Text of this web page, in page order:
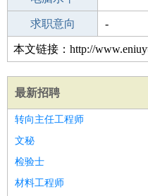
外语水平
求职意向 -
本文链接：http://
最新招聘
转向主任工程师
文秘
检验士
材料工程师